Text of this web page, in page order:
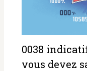
0038
vous devez